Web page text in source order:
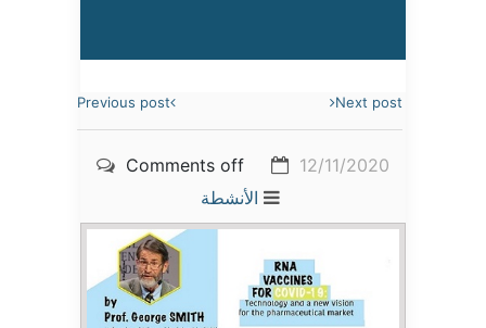
Previous post Next post
12/11/2020
Comments off
الأنشطة